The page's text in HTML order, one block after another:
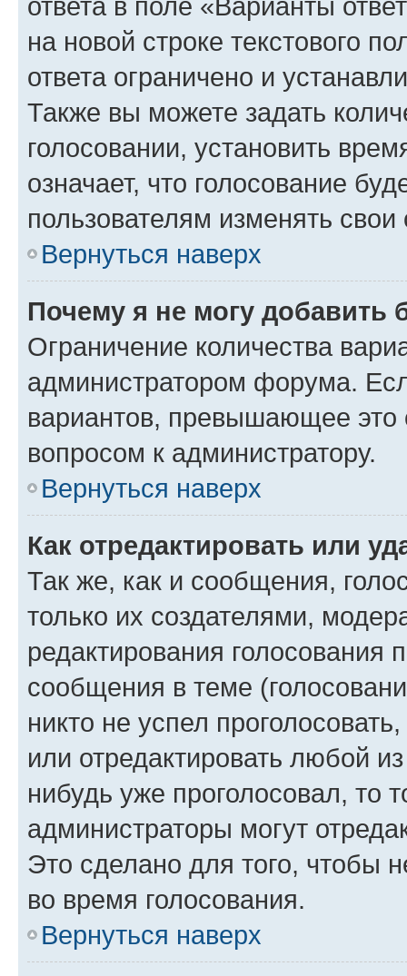
на новой строке текстового
ответа ограничено и
Также вы можете задать
голосовании, установить
означает, что голосование
пользователям изменять свои
Вернуться наверх
Почему я не могу добавить
Ограничение количества
администратором форума.
вариантов, превышающее это
вопросом к администратору.
Вернуться наверх
Как отредактировать или
Так же, как и сообщения,
только их создателями,
редактирования голосования
сообщения в теме
никто не успел
или отредактировать любой
нибудь уже проголосовал, то
администраторы могут
Это сделано для того, чтобы
во время голосования.
Вернуться наверх